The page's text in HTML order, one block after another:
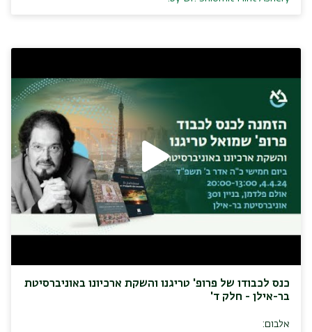
כנס לכבודו של פרופ' טריגנו והשקת ארכיונו באוניברסיטת
בר-אילן - חלק ד'
אלבום: